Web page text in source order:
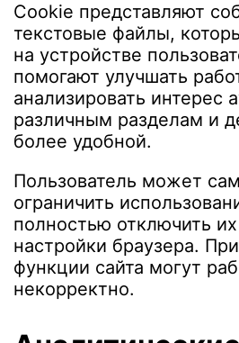
Cookie представляют
текстовые файлы,
на устройстве
помогают улучшать
анализировать интерес
различным разделам и
более удобной.
Пользователь может
ограничить
полностью отключить
настройки браузера.
функции сайта могут
некорректно.